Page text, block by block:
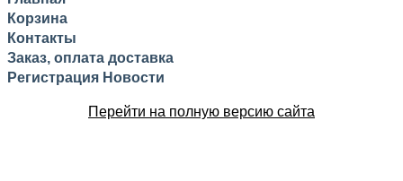
Корзина
Контакты
Заказ, оплата доставка
Регистрация Новости
Перейти на полную версию сайта